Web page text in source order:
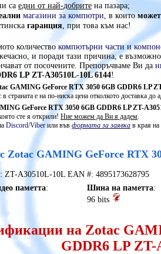
са едни от най-добрите на пазара;
магазини за компютри , в които
гаранция , при това към нас!
количество компютърни части и
и поради тази причина, е
от посочените. Препоръчваме Ви да
LP ZT-A30510L-10L 6144!
GAMING GeForce RTX 3050 6GB GDDR6 LP
страната е на по-ниска цена отколкото доставка до
GeForce RTX 3050 6GB GDDR6 LP ZT-
сте я открили! Ние можем да Ви я дадем
Discord/Viber или във формата за заявка в края на
Zotac GAMING GeForce RTX
ZT-A30510L-10L EAN #: 4895173628795
паметта:
Шина на паметта:
96 bits
на Zotac
GDDR6 LP ZT-